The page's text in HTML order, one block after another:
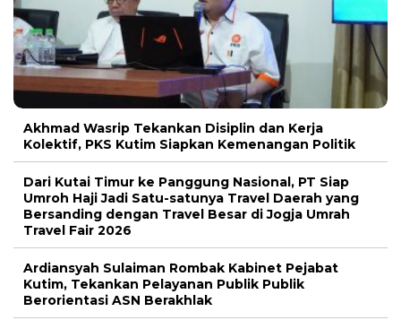
Akhmad Wasrip Tekankan Disiplin dan Kerja
Kolektif, PKS Kutim Siapkan Kemenangan Politik
Dari Kutai Timur ke Panggung Nasional, PT Siap
Umroh Haji Jadi Satu-satunya Travel Daerah yang
Bersanding dengan Travel Besar di Jogja Umrah
Travel Fair 2026
Ardiansyah Sulaiman Rombak Kabinet Pejabat
Kutim, Tekankan Pelayanan Publik Publik
Berorientasi ASN Berakhlak